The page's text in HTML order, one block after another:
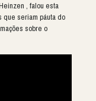
, falou esta
que seriam páuta do
sobre o